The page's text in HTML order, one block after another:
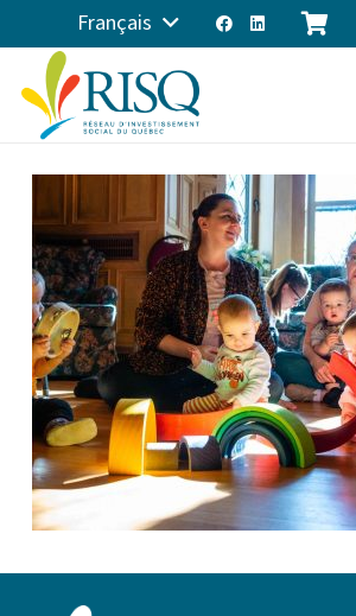
Français